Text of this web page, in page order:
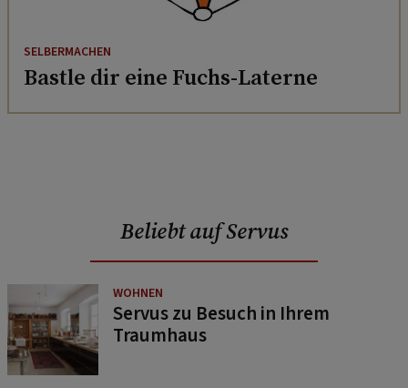
SELBERMACHEN
Bastle dir eine Fuchs-Laterne
Beliebt auf Servus
WOHNEN
Servus zu Besuch in Ihrem
Traumhaus